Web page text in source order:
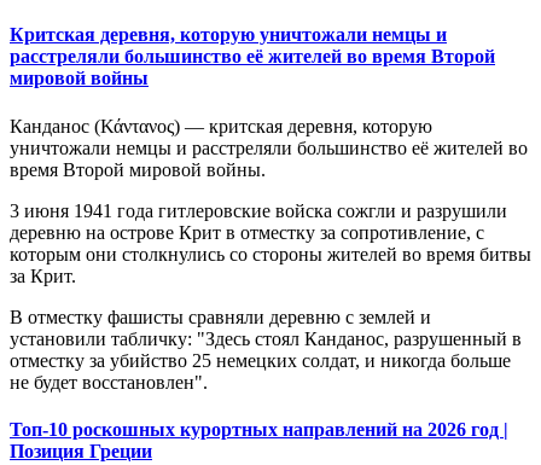
Критская деревня, которую уничтожали немцы и
расстреляли большинство её жителей во время Второй
мировой войны
Канданос (Κάντανος) — критская деревня, которую
уничтожали немцы и расстреляли большинство её жителей во
время Второй мировой войны.
3 июня 1941 года гитлеровские войска сожгли и разрушили
деревню на острове Крит в отместку за сопротивление, с
которым они столкнулись со стороны жителей во время битвы
за Крит.
В отместку фашисты сравняли деревню с землей и
установили табличку: "Здесь стоял Канданос, разрушенный в
отместку за убийство 25 немецких солдат, и никогда больше
не будет восстановлен".
Топ-10 роскошных курортных направлений на 2026 год |
Позиция Греции